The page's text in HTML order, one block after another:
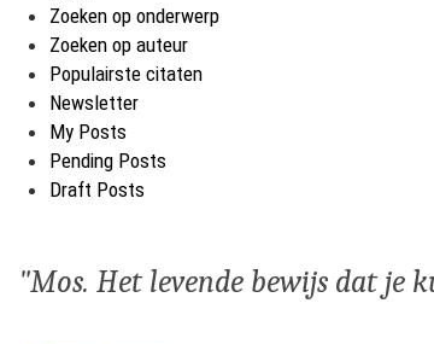
Zoeken op onderwerp
Zoeken op auteur
Populairste citaten
Newsletter
My Posts
Pending Posts
Draft Posts
Mos. Het levende bewijs dat je